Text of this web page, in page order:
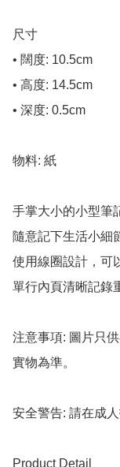
尺寸
• 闊度: 10.5cm
• 高度: 14.5cm
• 深度: 0.5cm
物料: 紙
手掌大小的小型筆
隨意記下生活小細
使用線圈設計，可
單行內頁清晰記錄
注意事項: 圖片只
實物為準。
安全警告: 請在成人
Product Detail